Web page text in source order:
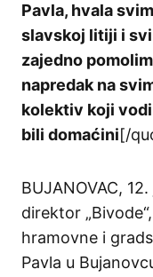
Pavla, hvala
slavskoj litiji i
zajedno
napredak na
kolektiv koji
bili domaćini[/
BUJANOVAC,
direktor
hramovne i
Pavla u